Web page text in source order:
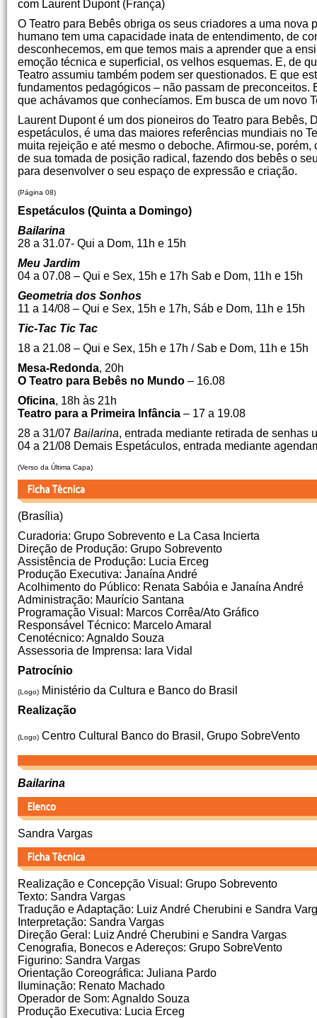
com Laurent Dupont (França)
O Teatro para Bebês obriga os seus criadores a uma
humano tem uma capacidade inata de entendimento, de
desconhecemos, em que temos mais a aprender que a
emoção técnica e superficial, os velhos esquemas. E, de
Teatro assumiu também podem ser questionados. E que
fundamentos pedagógicos – não passam de
que achávamos que conhecíamos. Em busca de um novo
Laurent Dupont é um dos pioneiros do Teatro para
espetáculos, é uma das maiores referências mundiais no
muita rejeição e até mesmo o deboche. Afirmou-se,
de sua tomada de posição radical, fazendo dos bebês o
para desenvolver o seu espaço de expressão e criação.
(Página 08)
Espetáculos (Quinta a Domingo)
Bailarina
28 a 31.07- Qui a Dom, 11h e 15h
Meu Jardim
04 a 07.08 – Qui e Sex, 15h e 17h Sab e Dom, 11h e 15h
Geometria dos Sonhos
11 a 14/08 – Qui e Sex, 15h e 17h, Sáb e Dom, 11h e 15h
Tic-Tac Tic Tac
18 a 21.08 – Qui e Sex, 15h e 17h / Sab e Dom, 11h e 15h
Mesa-Redonda, 20h
O Teatro para Bebês no Mundo – 16.08
Oficina, 18h às 21h
Teatro para a Primeira Infância – 17 a 19.08
28 a 31/07 Bailarina, entrada mediante retirada de senhas
04 a 21/08 Demais Espetáculos, entrada mediante
(Verso da Última Capa)
(Brasília)
Curadoria: Grupo Sobrevento e La Casa Incierta
Direção de Produção: Grupo Sobrevento
Assistência de Produção: Lucia Erceg
Produção Executiva: Janaína André
Acolhimento do Público: Renata Sabóia e Janaína André
Administração: Maurício Santana
Programação Visual: Marcos Corrêa/Ato Gráfico
Responsável Técnico: Marcelo Amaral
Cenotécnico: Agnaldo Souza
Assessoria de Imprensa: Iara Vidal
Patrocínio
(Logo) Ministério da Cultura e Banco do Brasil
Realização
(Logo) Centro Cultural Banco do Brasil, Grupo SobreVento
Bailarina
Sandra Vargas
Realização e Concepção Visual: Grupo Sobrevento
Texto: Sandra Vargas
Tradução e Adaptação: Luiz André Cherubini e Sandra
Interpretação: Sandra Vargas
Direção Geral: Luiz André Cherubini e Sandra Vargas
Cenografia, Bonecos e Adereços: Grupo SobreVento
Figurino: Sandra Vargas
Orientação Coreográfica: Juliana Pardo
Iluminação: Renato Machado
Operador de Som: Agnaldo Souza
Produção Executiva: Lucia Erceg